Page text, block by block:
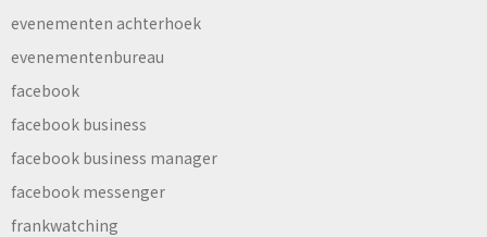
evenementen achterhoek
evenementenbureau
facebook
facebook business
facebook business manager
facebook messenger
frankwatching